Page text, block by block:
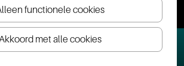
functionele cookies
met alle cookies